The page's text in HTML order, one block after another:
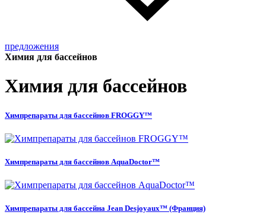
предложения
Химия для бассейнов
Химия для бассейнов
Химпрепараты для бассейнов FROGGY™
Химпрепараты для бассейнов AquaDoctor™
Химпрепараты для бассейна Jean Desjoyaux™ (Франция)